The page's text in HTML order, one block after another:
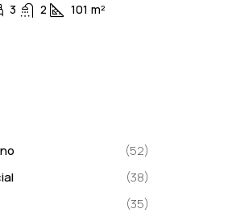
3 2 101 m²
(52)
(38)
(35)